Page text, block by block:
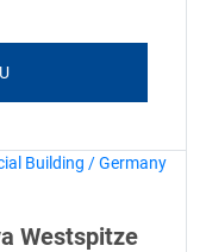
Westspitze